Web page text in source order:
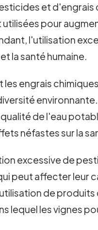
et d'engrais
pour
l'utilisation
la santé humaine.
les engrais
de l'eau
néfastes sur la
excessive de
peut affecter leur
de produits
lequel les vignes